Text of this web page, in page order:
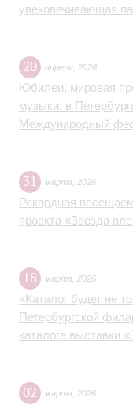
увековечивающая
20 апреля 2026
Юбилеи, мировая
музыки: в
Международный
31 марта 2026
Рекордная
проекта «Звезда
18 марта 2026
«Каталог будет не
Петербургской
каталога выставки
02 марта 2026